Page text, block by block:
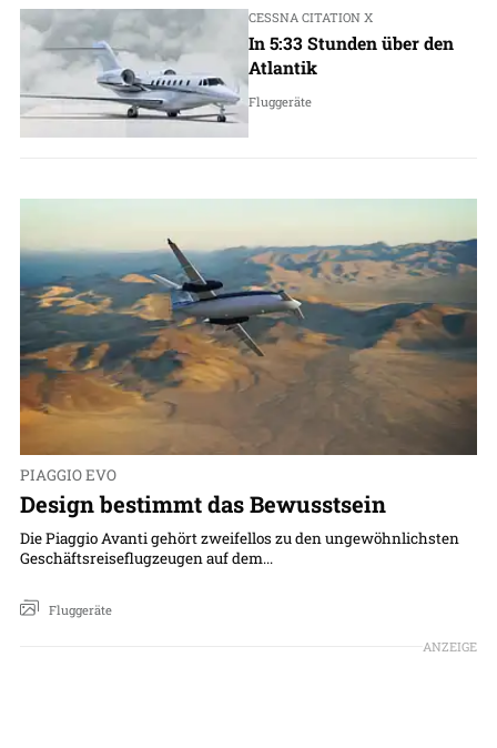
CESSNA CITATION X
In 5:33 Stunden über den
Atlantik
Fluggeräte
PIAGGIO EVO
Design bestimmt das Bewusstsein
Die Piaggio Avanti gehört zweifellos zu den ungewöhnlichsten
Geschäftsreiseflugzeugen auf dem...
Fluggeräte
ANZEIGE